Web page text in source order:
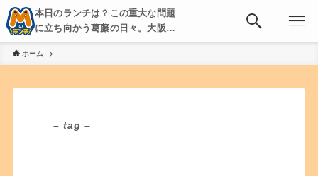
本日のランチは？この重大な問題
に立ち向かう葛藤の日々。大阪・
京都・神戸を中心とした食べ歩
き、飲み歩きを綴る。
ホーム
– tag –